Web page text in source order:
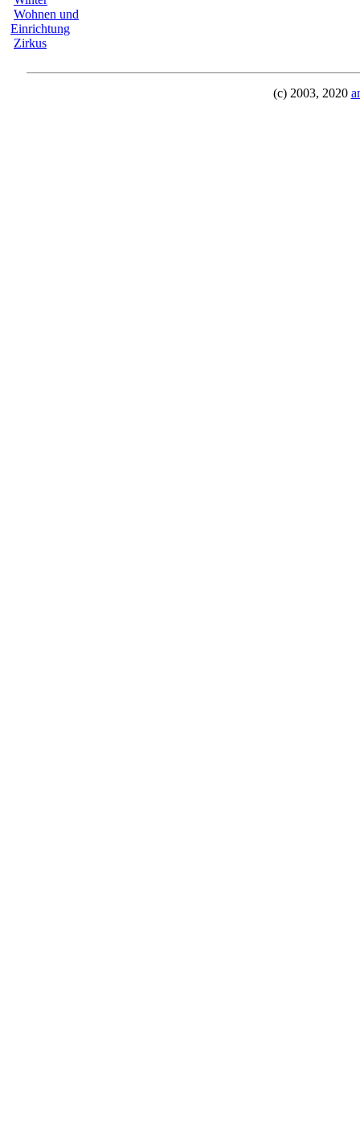
Wohnen und
Einrichtung
Zirkus
(c) 2003, 2020